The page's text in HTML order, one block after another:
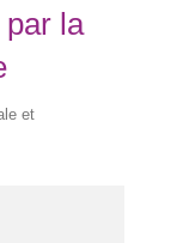
la
et